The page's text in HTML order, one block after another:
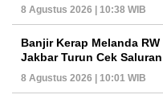
8 Agustus 2026 | 10:38 WIB
Banjir Kerap Melanda
Jakbar Turun Cek
8 Agustus 2026 | 10:01 WIB